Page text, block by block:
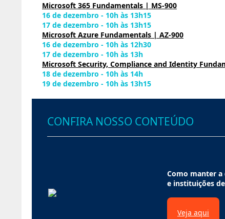
Microsoft 365 Fundamentals | MS-900
16 de dezembro - 10h às 13h15
17 de dezembro - 10h às 13h15
Microsoft Azure Fundamentals | AZ-900
16 de dezembro - 10h às 12h30
17 de dezembro - 10h às 13h
Microsoft Security, Compliance and Identity
18 de dezembro - 10h às 14h
19 de dezembro - 10h às 13h15
CONFIRA NOSSO CONTEÚDO
Como manter a
e instituições
Veja aqui